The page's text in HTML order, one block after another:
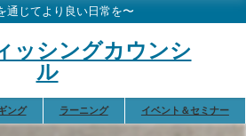
通じてより良い日常を〜
ッシングカウンシ
ル
ング ラーニング イベント＆セミナー